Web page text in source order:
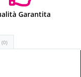
Garantita
(0)